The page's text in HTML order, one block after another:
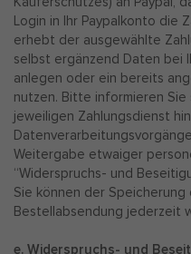
Login in Ihr Paypalkonto die
erhebt der ausgewählte
selbst ergänzend Daten bei
anlegen oder ein bereits
nutzen. Bitte informieren Sie
jeweiligen Zahlungsdienst
Weitergabe etwaiger
“Widerspruchs- und
Sie können der
Bestellabsendung jederzeit
e. Widerspruchs- und